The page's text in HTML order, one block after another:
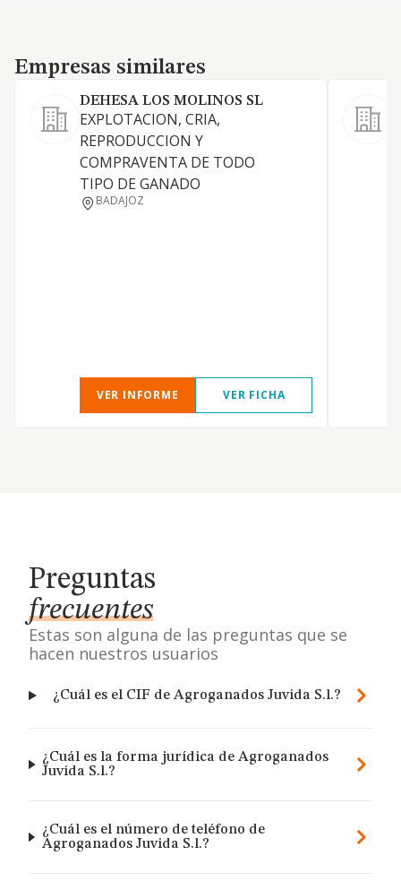
Empresas similares
Empresas similares
DEHESA LOS MOLINOS SL
EXPLOTACION, CRIA,
REPRODUCCION Y
COMPRAVENTA DE TODO
TIPO DE GANADO
BADAJOZ
VER INFORME VER FICHA
Preguntas
frecuentes
Estas son alguna de las preguntas que se
hacen nuestros usuarios
¿Cuál es el CIF de Agroganados Juvida S.l.?
¿Cuál es la forma jurídica de Agroganados
Juvida S.l.?
¿Cuál es el número de teléfono de
Agroganados Juvida S.l.?